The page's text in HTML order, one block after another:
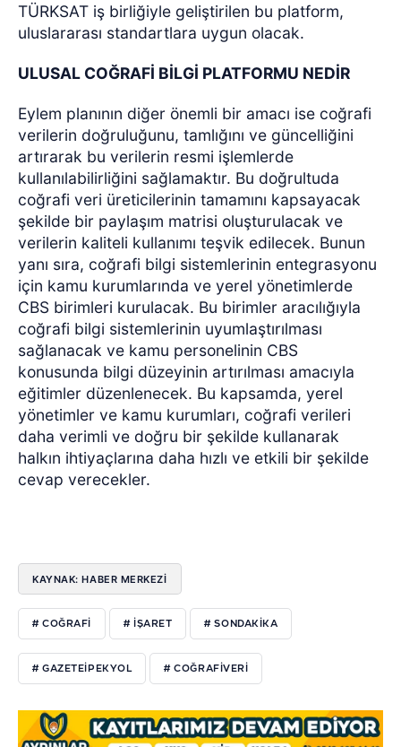
TÜRKSAT iş birliğiyle geliştirilen bu platform,
uluslararası standartlara uygun olacak.
ULUSAL COĞRAFİ BİLGİ PLATFORMU NEDİR
Eylem planının diğer önemli bir amacı ise coğrafi
verilerin doğruluğunu, tamlığını ve güncelliğini
artırarak bu verilerin resmi işlemlerde
kullanılabilirliğini sağlamaktır. Bu doğrultuda
coğrafi veri üreticilerinin tamamını kapsayacak
şekilde bir paylaşım matrisi oluşturulacak ve
verilerin kaliteli kullanımı teşvik edilecek. Bunun
yanı sıra, coğrafi bilgi sistemlerinin entegrasyonu
için kamu kurumlarında ve yerel yönetimlerde
CBS birimleri kurulacak. Bu birimler aracılığıyla
coğrafi bilgi sistemlerinin uyumlaştırılması
sağlanacak ve kamu personelinin CBS
konusunda bilgi düzeyinin artırılması amacıyla
eğitimler düzenlenecek. Bu kapsamda, yerel
yönetimler ve kamu kurumları, coğrafi verileri
daha verimli ve doğru bir şekilde kullanarak
halkın ihtiyaçlarına daha hızlı ve etkili bir şekilde
cevap verecekler.
KAYNAK: HABER MERKEZI
# COĞRAFI # IŞARET # SONDAKIKA
# GAZETEIPEKYOL # COĞRAFIVERI